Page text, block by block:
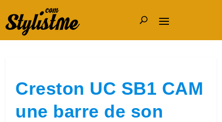
Creston UC SB1 CAM
une barre de son